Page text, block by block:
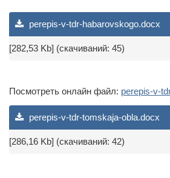
perepis-v-tdr-habarovskogo.docx
[282,53 Kb] (cкачиваний: 45)
Посмотреть онлайн файл: perepis-v-
perepis-v-tdr-tomskaja-obla.docx
[286,16 Kb] (cкачиваний: 42)